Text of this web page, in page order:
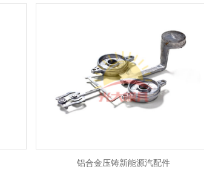
铝合金压铸新能源汽配件